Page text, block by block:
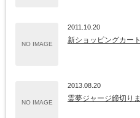
NO IMAGE
2011.10.20
新ショッピングカー
NO IMAGE
2013.08.20
霊夢ジャージ締切りま